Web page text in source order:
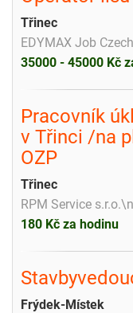
Třinec
EDYMAX Job
35000 - 45000 Kč
Pracovník
v Třinci /na
OZP
Třinec
RPM Service
180 Kč za hodinu
Frýdek-Místek